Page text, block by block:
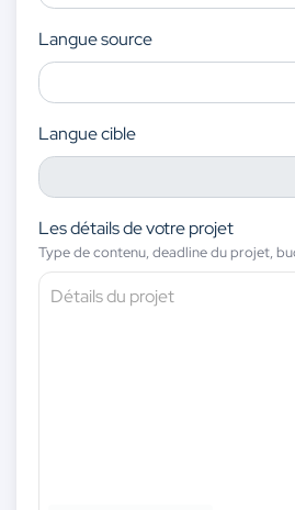
Langue source
Langue cible
Les détails de votre projet
Type de contenu, deadline du projet,